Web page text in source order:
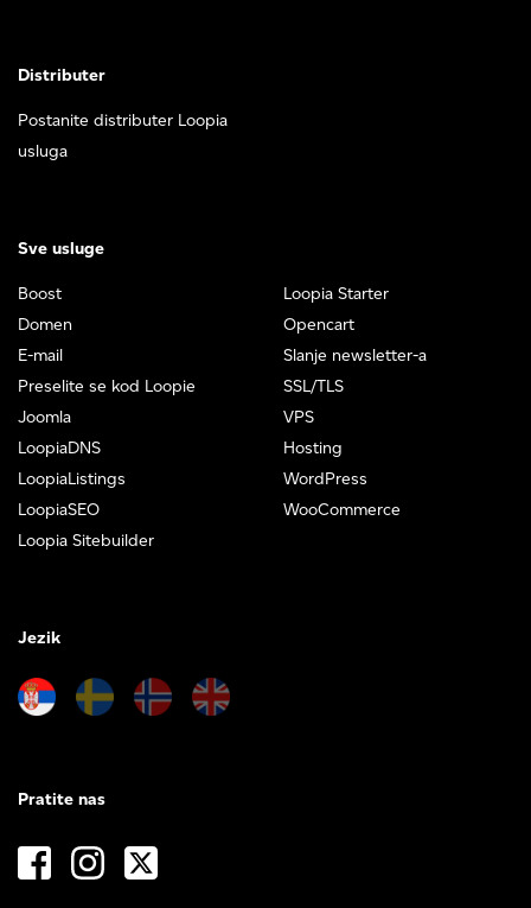
Distributer
Postanite distributer Loopia
usluga
Sve usluge
Boost
Domen
E-mail
Preselite se kod Loopie
Joomla
LoopiaDNS
LoopiaListings
LoopiaSEO
Loopia Sitebuilder
Loopia Starter
Opencart
Slanje newsletter-a
SSL/TLS
VPS
Hosting
WordPress
WooCommerce
Jezik
Pratite nas